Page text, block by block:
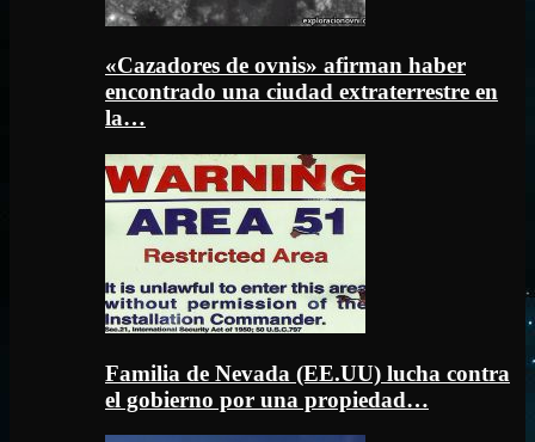
«Cazadores de ovnis» afirman haber
encontrado una ciudad extraterrestre en
la…
Familia de Nevada (EE.UU) lucha contra
el gobierno por una propiedad…